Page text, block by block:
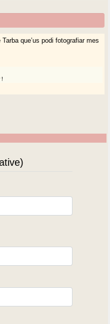
que’us podi fotografiar mes